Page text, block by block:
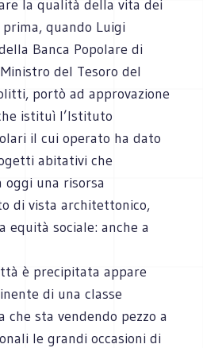
la qualità della vita dei
quando Luigi
Banca Popolare di
del Tesoro del
portò ad approvazione
istituì l’Istituto
il cui operato ha dato
abitativi che
oggi una risorsa
di vista architettonico,
equità sociale: anche a
è precipitata appare
di una classe
sta vendendo pezzo a
le grandi occasioni di